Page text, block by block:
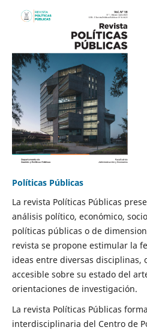
Políticas Públicas
La revista Políticas Públicas
análisis político, económico,
políticas públicas o de
revista se propone estimular la
ideas entre diversas disciplinas,
accesible sobre su estado del
orientaciones de investigación.
La revista Políticas Públicas
interdisciplinaria del Centro de